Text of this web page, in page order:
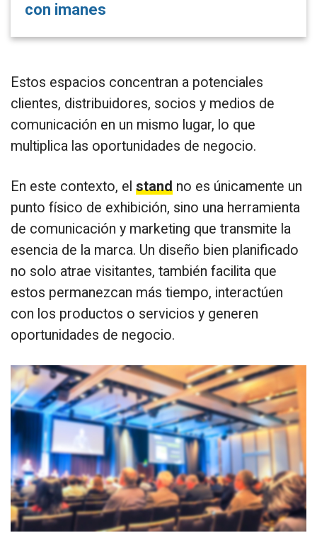
con imanes
Estos espacios concentran a potenciales
clientes, distribuidores, socios y medios de
comunicación en un mismo lugar, lo que
multiplica las oportunidades de negocio.
En este contexto, el stand no es únicamente un
punto físico de exhibición, sino una herramienta
de comunicación y marketing que transmite la
esencia de la marca. Un diseño bien planificado
no solo atrae visitantes, también facilita que
estos permanezcan más tiempo, interactúen
con los productos o servicios y generen
oportunidades de negocio.